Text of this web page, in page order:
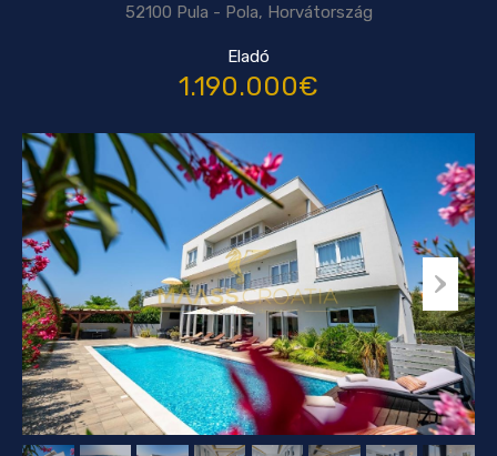
52100 Pula - Pola, Horvátország
Eladó
1.190.000€